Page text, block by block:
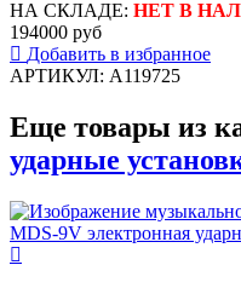
НА СКЛАДЕ: НЕТ В
194000 руб
Добавить в избранное
АРТИКУЛ: A119725
Еще товары из
ударные